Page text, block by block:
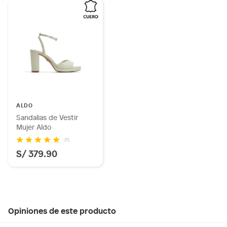
ALDO
Sandalias de Vestir
Mujer Aldo
(1)
S/ 379.90
Opiniones de este producto